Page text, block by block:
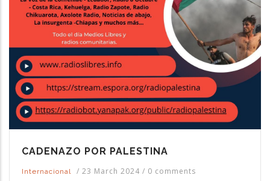
CADENAZO POR PALESTINA
Internacional / 23 March 2024 / 0 comments